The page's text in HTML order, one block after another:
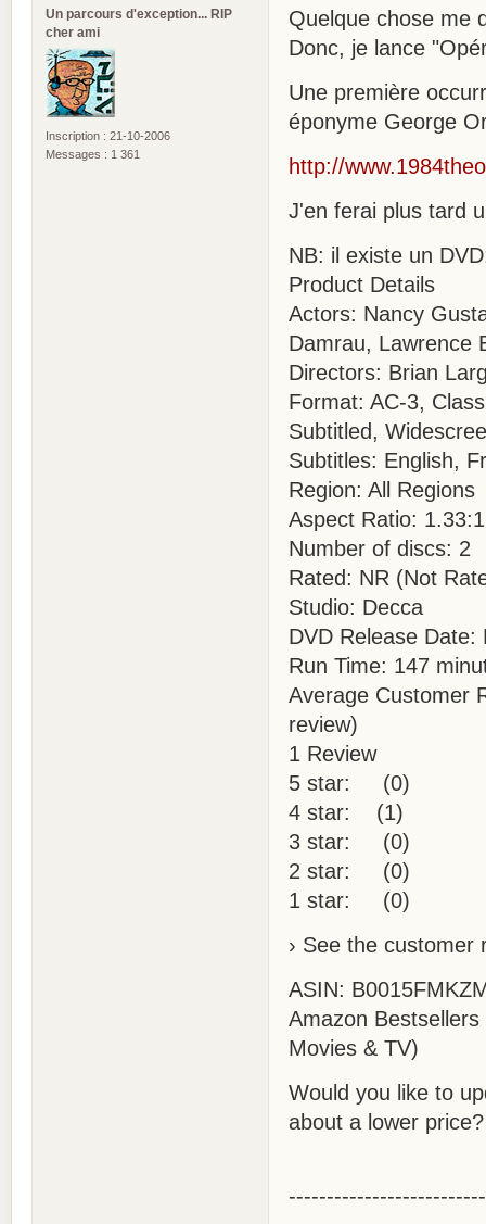
Un parcours d'exception... RIP
cher ami
Inscription : 21-10-2006
Messages : 1 361
Quelque chose me
Donc, je lance
Une première
éponyme George
http://
J'en ferai plus tard
NB: il existe un
Product Details
Actors: Nancy
Damrau, Lawrence
Directors: Brian
Format: AC-3,
Subtitled,
Subtitles: English,
Region: All Regions
Aspect Ratio: 1.33:1
Number of discs: 2
Rated: NR (Not
Studio: Decca
DVD Release
Run Time: 147
Average Customer
review)
1 Review
5 star: (0)
4 star: (1)
3 star: (0)
2 star: (0)
1 star: (0)
› See the customer
ASIN:
Amazon
Movies & TV)
Would you like to
about a lower price?